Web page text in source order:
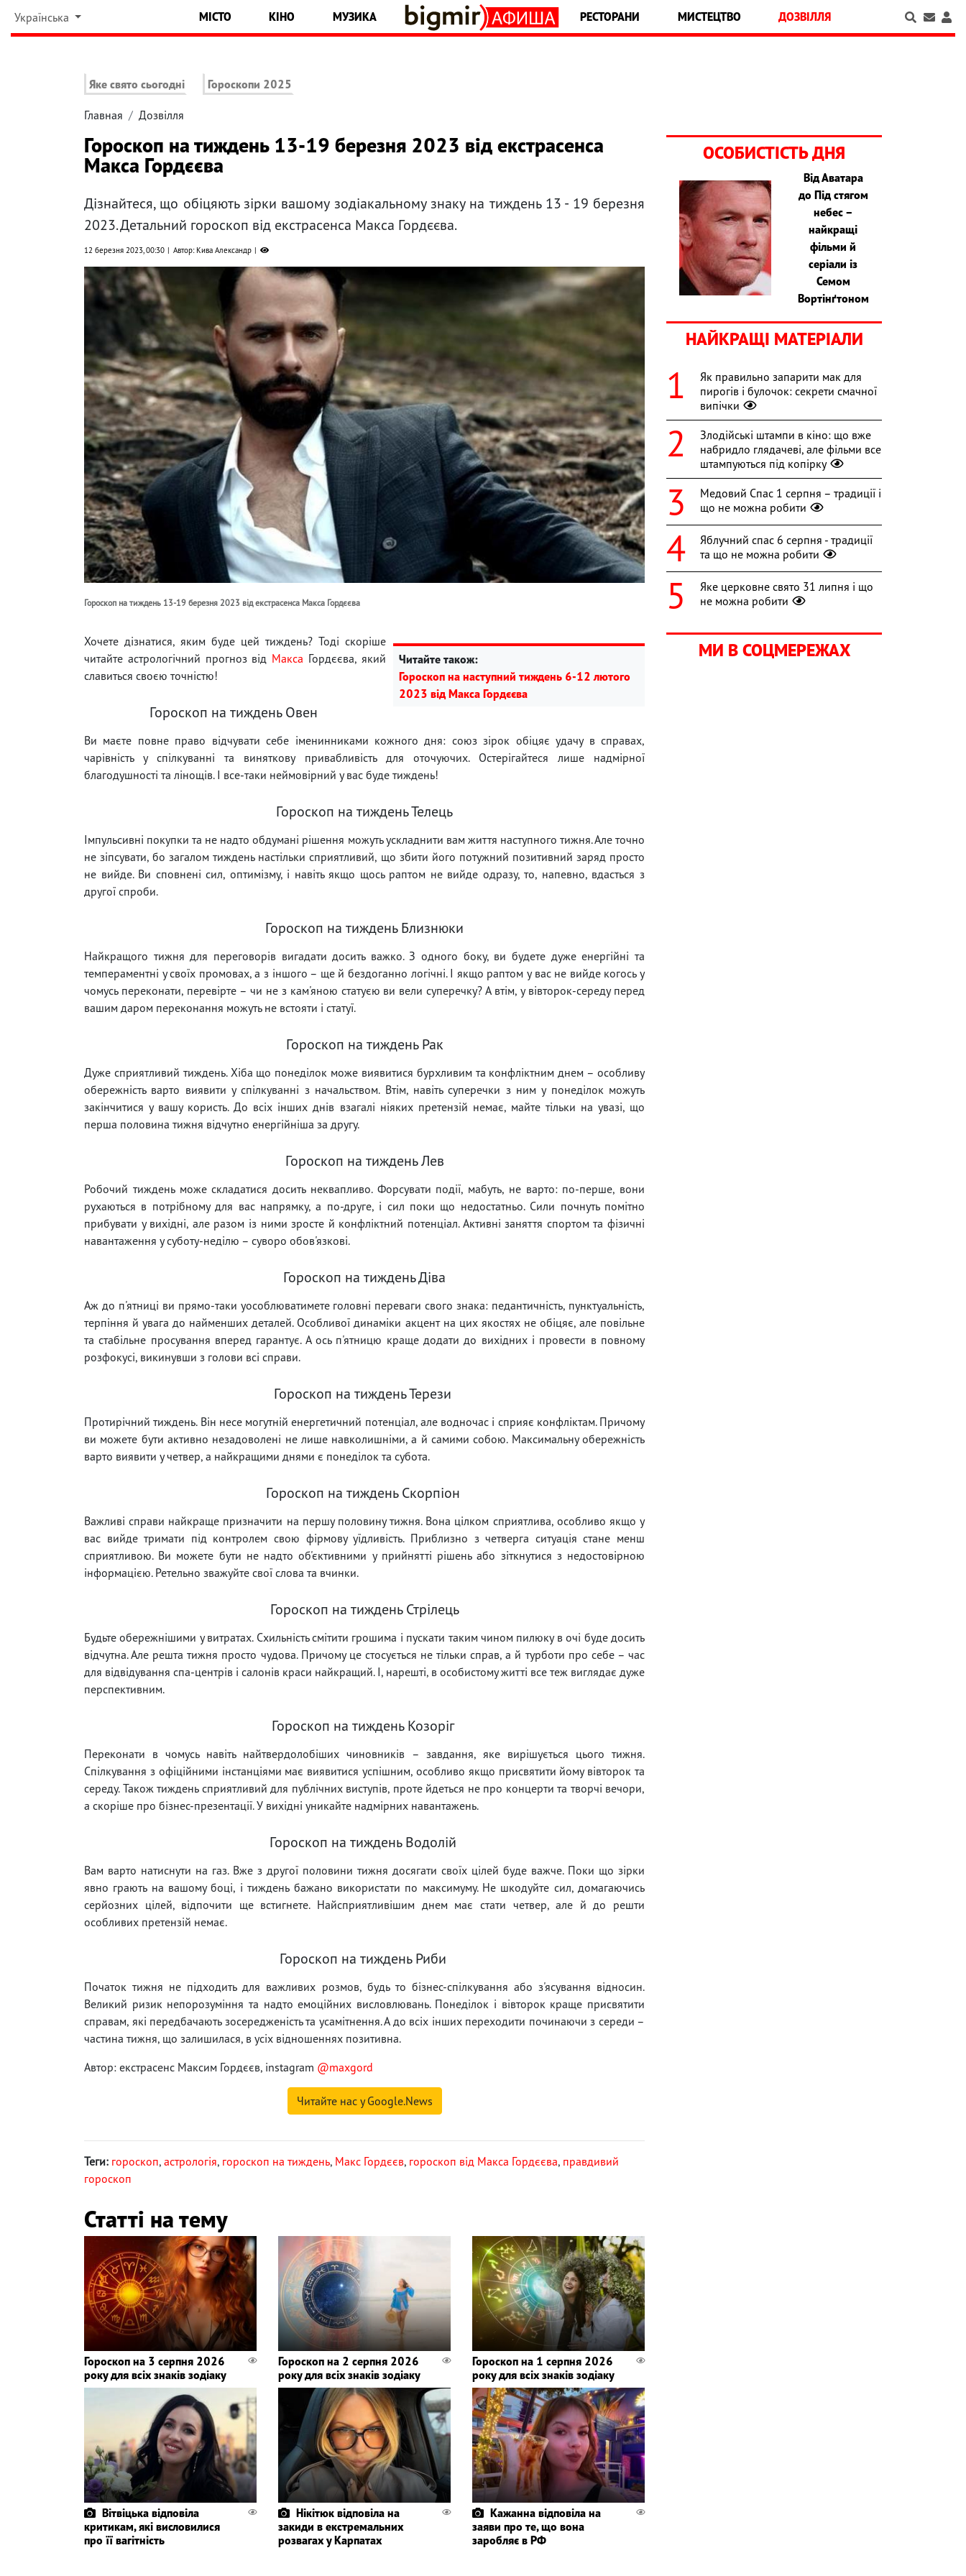
Українська МІСТО КІНО МУЗИКА РЕСТОРАНИ МИСТЕЦТВО ДОЗВІЛЛЯ
Яке свято сьогодні Гороскопи 2025
Главная Дозвілля
Гороскоп на тиждень 13-19 березня 2023 від екстрасенса
Макса Гордєєва
Дізнайтеся, що обіцяють зірки вашому зодіакальному знаку на тиждень 13 - 19 березня
2023. Детальний гороскоп від екстрасенса Макса Гордєєва.
12 березня 2023, 00:30 Автор: Кива Александр
Гороскоп на тиждень 13-19 березня 2023 від екстрасенса Макса Гордєєва
Читайте також:
Гороскоп на наступний тиждень 6-12 лютого
2023 від Макса Гордєєва
Хочете дізнатися, яким буде цей тиждень? Тоді скоріше
читайте астрологічний прогноз від Макса Гордєєва, який
славиться своєю точністю!
Гороскоп на тиждень Овен
Ви маєте повне право відчувати себе іменинниками кожного дня: союз зірок обіцяє удачу в справах,
чарівність у спілкуванні та виняткову привабливість для оточуючих. Остерігайтеся лише надмірної
благодушності та лінощів. І все-таки неймовірний у вас буде тиждень!
Гороскоп на тиждень Телець
Імпульсивні покупки та не надто обдумані рішення можуть ускладнити вам життя наступного тижня. Але точно
не зіпсувати, бо загалом тиждень настільки сприятливий, що збити його потужний позитивний заряд просто
не вийде. Ви сповнені сил, оптимізму, і навіть якщо щось раптом не вийде одразу, то, напевно, вдасться з
другої спроби.
Гороскоп на тиждень Близнюки
Найкращого тижня для переговорів вигадати досить важко. З одного боку, ви будете дуже енергійні та
темпераментні у своїх промовах, а з іншого – ще й бездоганно логічні. І якщо раптом у вас не вийде когось у
чомусь переконати, перевірте – чи не з кам'яною статуєю ви вели суперечку? А втім, у вівторок-середу перед
вашим даром переконання можуть не встояти і статуї.
Гороскоп на тиждень Рак
Дуже сприятливий тиждень. Хіба що понеділок може виявитися бурхливим та конфліктним днем – особливу
обережність варто виявити у спілкуванні з начальством. Втім, навіть суперечки з ним у понеділок можуть
закінчитися у вашу користь. До всіх інших днів взагалі ніяких претензій немає, майте тільки на увазі, що
перша половина тижня відчутно енергійніша за другу.
Гороскоп на тиждень Лев
Робочий тиждень може складатися досить неквапливо. Форсувати події, мабуть, не варто: по-перше, вони
рухаються в потрібному для вас напрямку, а по-друге, і сил поки що недостатньо. Сили почнуть помітно
прибувати у вихідні, але разом із ними зросте й конфліктний потенціал. Активні заняття спортом та фізичні
навантаження у суботу-неділю – суворо обов'язкові.
Гороскоп на тиждень Діва
Аж до п'ятниці ви прямо-таки уособлюватимете головні переваги свого знака: педантичність, пунктуальність,
терпіння й увага до найменших деталей. Особливої динаміки акцент на цих якостях не обіцяє, але повільне
та стабільне просування вперед гарантує. А ось п'ятницю краще додати до вихідних і провести в повному
розфокусі, викинувши з голови всі справи.
Гороскоп на тиждень Терези
Протирічний тиждень. Він несе могутній енергетичний потенціал, але водночас і сприяє конфліктам. Причому
ви можете бути активно незадоволені не лише навколишніми, а й самими собою. Максимальну обережність
варто виявити у четвер, а найкращими днями є понеділок та субота.
Гороскоп на тиждень Скорпіон
Важливі справи найкраще призначити на першу половину тижня. Вона цілком сприятлива, особливо якщо у
вас вийде тримати під контролем свою фірмову уїдливість. Приблизно з четверга ситуація стане менш
сприятливою. Ви можете бути не надто об'єктивними у прийнятті рішень або зіткнутися з недостовірною
інформацією. Ретельно зважуйте свої слова та вчинки.
Гороскоп на тиждень Стрілець
Будьте обережнішими у витратах. Схильність смітити грошима і пускати таким чином пилюку в очі буде досить
відчутна. Але решта тижня просто чудова. Причому це стосується не тільки справ, а й турботи про себе – час
для відвідування спа-центрів і салонів краси найкращий. І, нарешті, в особистому житті все теж виглядає дуже
перспективним.
Гороскоп на тиждень Козоріг
Переконати в чомусь навіть найтвердолобіших чиновників – завдання, яке вирішується цього тижня.
Спілкування з офіційними інстанціями має виявитися успішним, особливо якщо присвятити йому вівторок та
середу. Також тиждень сприятливий для публічних виступів, проте йдеться не про концерти та творчі вечори,
а скоріше про бізнес-презентації. У вихідні уникайте надмірних навантажень.
Гороскоп на тиждень Водолій
Вам варто натиснути на газ. Вже з другої половини тижня досягати своїх цілей буде важче. Поки що зірки
явно грають на вашому боці, і тиждень бажано використати по максимуму. Не шкодуйте сил, домагаючись
серйозних цілей, відпочити ще встигнете. Найсприятливішим днем має стати четвер, але й до решти
особливих претензій немає.
Гороскоп на тиждень Риби
Початок тижня не підходить для важливих розмов, будь то бізнес-спілкування або з'ясування відносин.
Великий ризик непорозуміння та надто емоційних висловлювань. Понеділок і вівторок краще присвятити
справам, які передбачають зосередженість та усамітнення. А до всіх інших переходити починаючи з середи –
частина тижня, що залишилася, в усіх відношеннях позитивна.
Автор: екстрасенс Максим Гордєєв, instagram @maxgord
Читайте нас у Google.News
Теги: гороскоп, астрологія, гороскоп на тиждень, Макс Гордєєв, гороскоп від Макса Гордєєва, правдивий
гороскоп
Статті на тему
Гороскоп на 3 серпня 2026
року для всіх знаків зодіаку
Гороскоп на 2 серпня 2026
року для всіх знаків зодіаку
Гороскоп на 1 серпня 2026
року для всіх знаків зодіаку
Вітвіцька відповіла
критикам, які висловилися
про її вагітність
Нікітюк відповіла на
закиди в екстремальних
розвагах у Карпатах
Кажанна відповіла на
заяви про те, що вона
заробляє в РФ
ОСОБИСТІСТЬ ДНЯ
Від Аватара
до Під стягом
небес –
найкращі
фільми й
серіали із
Семом
Вортінґтоном
НАЙКРАЩІ МАТЕРІАЛИ
Як правильно запарити мак для
пирогів і булочок: секрети смачної
випічки
Злодійські штампи в кіно: що вже
набридло глядачеві, але фільми все
штампуються під копірку
Медовий Спас 1 серпня – традиції і
що не можна робити
Яблучний спас 6 серпня - традиції
та що не можна робити
Яке церковне свято 31 липня і що
не можна робити
МИ В СОЦМЕРЕЖАХ